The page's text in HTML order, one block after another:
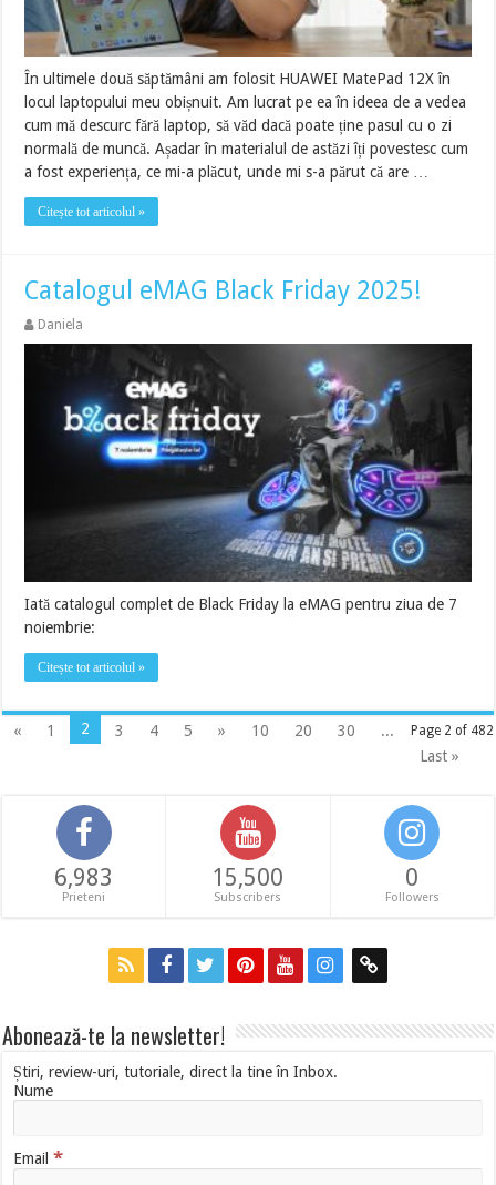
În ultimele două săptămâni am folosit HUAWEI MatePad 12X în
locul laptopului meu obișnuit. Am lucrat pe ea în ideea de a vedea
cum mă descurc fără laptop, să văd dacă poate ține pasul cu o zi
normală de muncă. Așadar în materialul de astăzi îți povestesc cum
a fost experiența, ce mi-a plăcut, unde mi s-a părut că are …
Citește tot articolul »
Catalogul eMAG Black Friday 2025!
Daniela
Iată catalogul complet de Black Friday la eMAG pentru ziua de 7
noiembrie:
Citește tot articolul »
Page 2 of 482
« 1 2 3 4 5 » 10 20 30
...
Last »
6,983
Prieteni
15,500
Subscribers
0
Followers
Abonează-te la newsletter!
Știri, review-uri, tutoriale, direct la tine în Inbox.
Nume
Email*